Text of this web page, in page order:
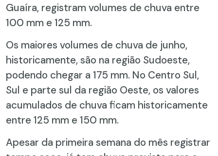
Guaíra, registram volumes de chuva entre
100 mm e 125 mm.
Os maiores volumes de chuva de junho,
historicamente, são na região Sudoeste,
podendo chegar a 175 mm. No Centro Sul,
Sul e parte sul da região Oeste, os valores
acumulados de chuva ficam historicamente
entre 125 mm e 150 mm.
Apesar da primeira semana do mês registrar